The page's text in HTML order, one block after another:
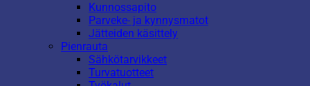
Kunnossapito
Parveke- ja kynnysmatot
Jätteiden käsittely
Pienrauta
Sähkötarvikkeet
Turvatuotteet